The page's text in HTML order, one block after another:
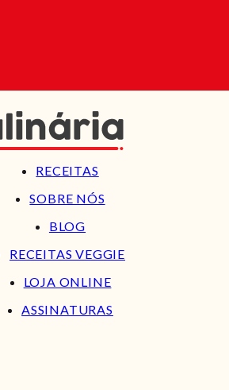
RECEITAS
SOBRE NÓS
BLOG
RECEITAS VEGGIE
LOJA ONLINE
ASSINATURAS